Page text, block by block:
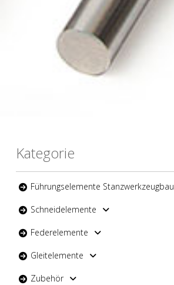
Kategorie
Führungselemente Stanzwerkzeugbau
Schneidelemente
Federelemente
Gleitelemente
Zubehör